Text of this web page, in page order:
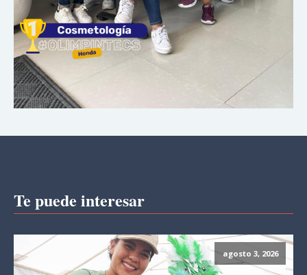
Te puede interesar
agosto 3, 2026